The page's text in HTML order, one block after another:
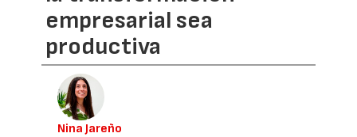
empresarial sea
productiva
Nina Jareño